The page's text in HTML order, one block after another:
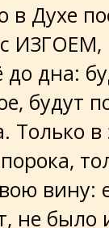
Духе
ИЗГОЕМ,
дна:
будут
Только в
вину:
не было